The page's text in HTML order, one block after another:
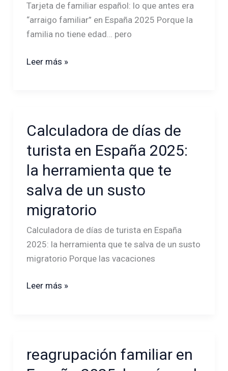
Tarjeta de familiar español: lo que antes era
“arraigo familiar” en España 2025 Porque la
familia no tiene edad… pero
21
años
con
española:
Leer más »
Calculadora de días de
turista en España 2025:
la herramienta que te
salva de un susto
migratorio
Calculadora de días de turista en España
2025: la herramienta que te salva de un susto
migratorio Porque las vacaciones
Calculadora
días
de
turista
en
España
2025:
la
herramienta
te
migratorio
Leer más »
reagrupación familiar en
reagrupación
familiar